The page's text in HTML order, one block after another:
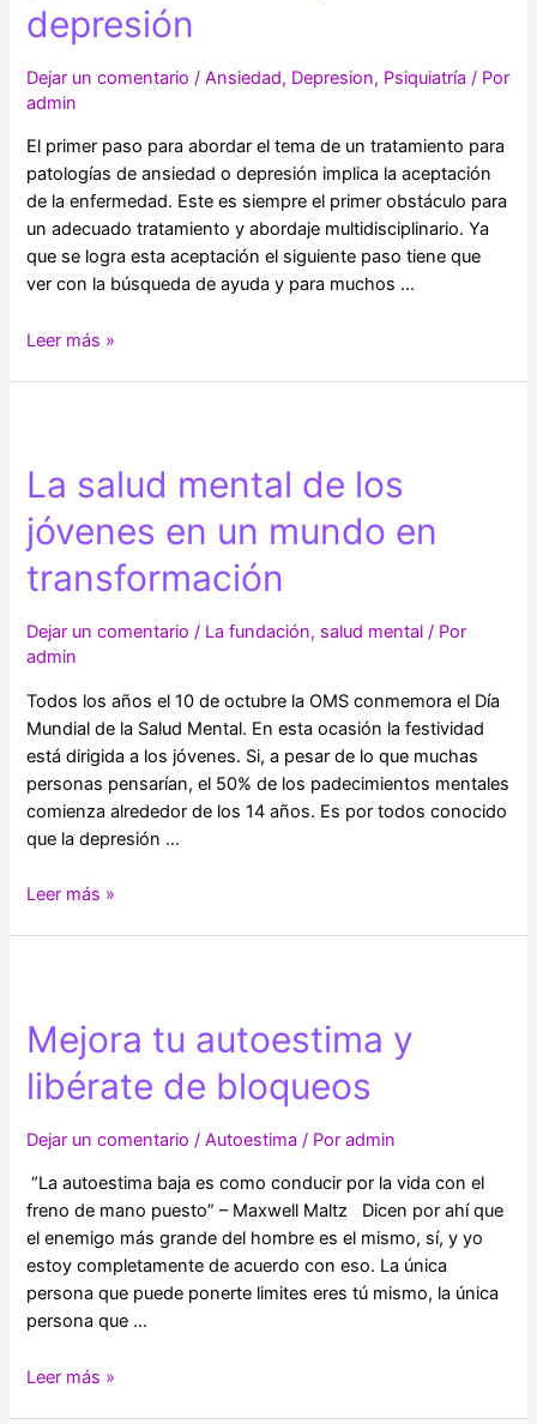
depresión
Dejar un comentario /Ansiedad, Depresion, Psiquiatría / Por
admin
El primer paso para abordar el tema de un tratamiento para
patologías de ansiedad o depresión implica la aceptación
de la enfermedad. Este es siempre el primer obstáculo para
un adecuado tratamiento y abordaje multidisciplinario. Ya
que se logra esta aceptación el siguiente paso tiene que
ver con la búsqueda de ayuda y para muchos …
Mitos
naturistas
para
la
y
depresión
Leer más »
La salud mental de los
jóvenes en un mundo en
transformación
Dejar un comentario / La fundación, salud mental / Por
admin
Todos los años el 10 de octubre la OMS conmemora el Día
Mundial de la Salud Mental. En esta ocasión la festividad
está dirigida a los jóvenes. Si, a pesar de lo que muchas
personas pensarían, el 50% de los padecimientos mentales
comienza alrededor de los 14 años. Es por todos conocido
que la depresión …
La
jóvenes
en
un
en
Leer más »
Mejora tu autoestima y
libérate de bloqueos
Dejar un comentario /Autoestima / Poradmin
“La autoestima baja es como conducir por la vida con el
freno de mano puesto” – Maxwell Maltz Dicen por ahí que
el enemigo más grande del hombre es el mismo, sí, y yo
estoy completamente de acuerdo con eso. La única
persona que puede ponerte limites eres tú mismo, la única
persona que …
Mejora
Leer más »